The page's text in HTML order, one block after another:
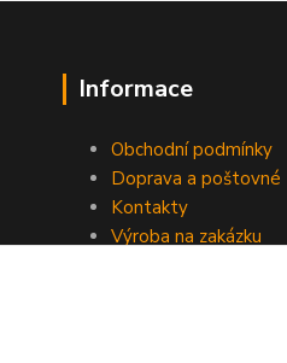
Informace
Obchodní podmínky
Doprava a poštovné
Kontakty
Výroba na zakázku